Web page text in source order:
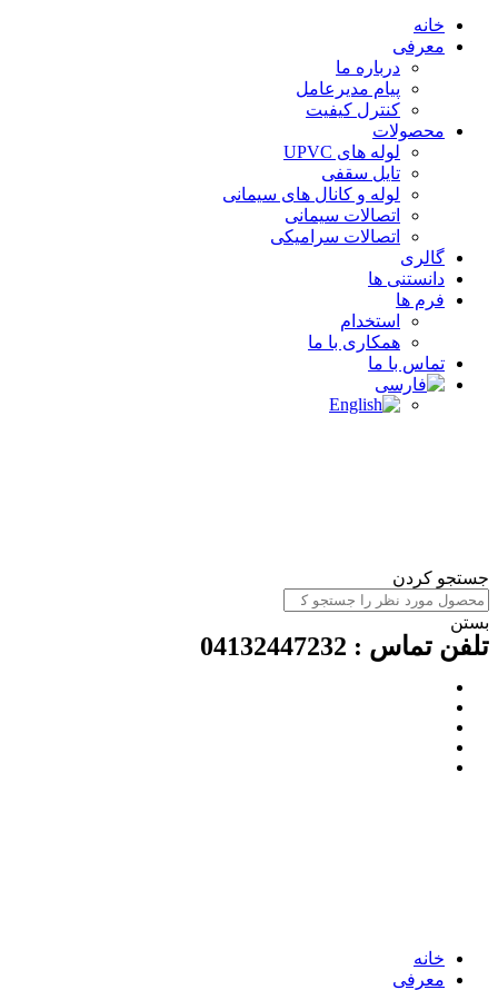
خانه
معرفی
درباره ما
پیام مدیرعامل
کنترل کیفیت
محصولات
لوله های UPVC
تایل سقفی
لوله و کانال های سیمانی
اتصالات سیمانی
اتصالات سرامیکی
گالری
دانستنی ها
فرم ها
استخدام
همکاری با ما
تماس با ما
کردن
تماس : 04132447232
خانه
معرفی